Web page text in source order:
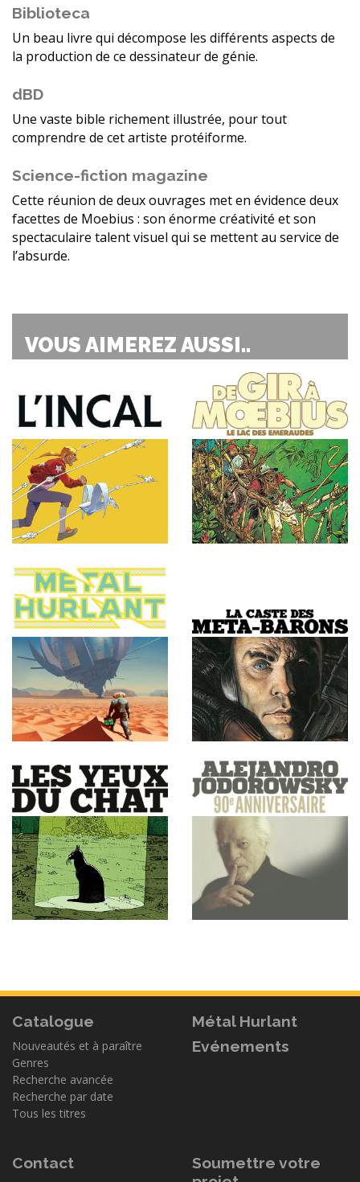
Biblioteca
Un beau livre qui décompose les différents aspects de
la production de ce dessinateur de génie.
dBD
Une vaste bible richement illustrée, pour tout
comprendre de cet artiste protéiforme.
Science-fiction magazine
Cette réunion de deux ouvrages met en évidence deux
facettes de Moebius : son énorme créativité et son
spectaculaire talent visuel qui se mettent au service de
l’absurde.
VOUS AIMEREZ AUSSI..
Catalogue
Nouveautés et à paraître
Genres
Recherche avancée
Recherche par date
Tous les titres
Métal Hurlant
Evénements
Contact
Soumettre votre